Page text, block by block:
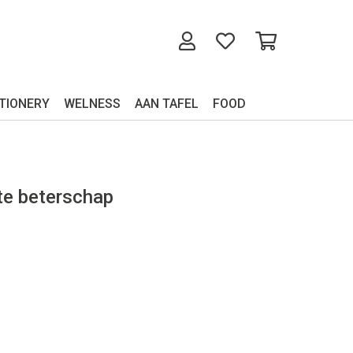
WELNESS AAN TAFEL FOOD
beterschap